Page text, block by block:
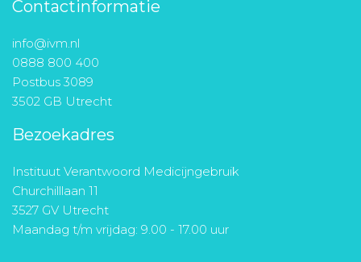
Contactinformatie
info@ivm.nl
0888 800 400
Postbus 3089
3502 GB Utrecht
Bezoekadres
Instituut Verantwoord Medicijngebruik
Churchilllaan 11
3527 GV Utrecht
Maandag t/m vrijdag: 9.00 - 17.00 uur